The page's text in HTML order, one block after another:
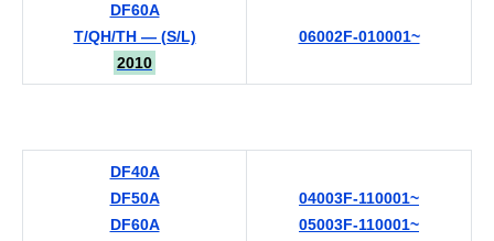
DF60A
T/QH/TH — (S/L)
2010
06002F-010001~
DF40A
DF50A
DF60A
04003F-110001~
05003F-110001~